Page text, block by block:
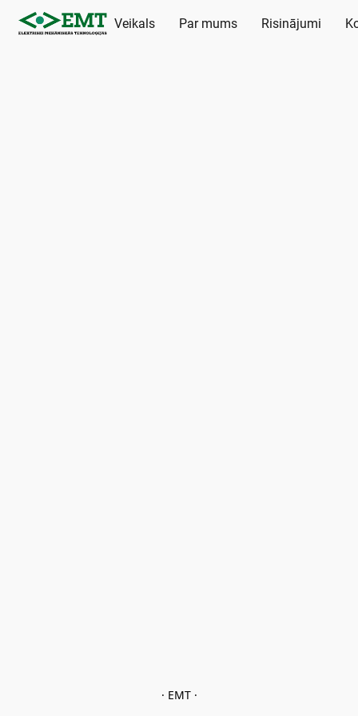
Veikals Par mums Risinājumi
· EMT ·